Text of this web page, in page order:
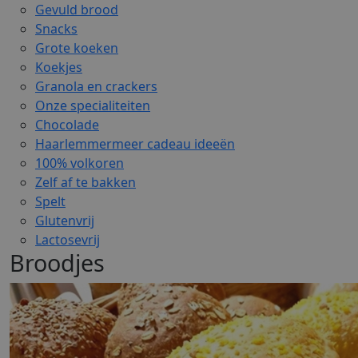
Gevuld brood
Snacks
Grote koeken
Koekjes
Granola en crackers
Onze specialiteiten
Chocolade
Haarlemmermeer cadeau ideeën
100% volkoren
Zelf af te bakken
Spelt
Glutenvrij
Lactosevrij
Broodjes